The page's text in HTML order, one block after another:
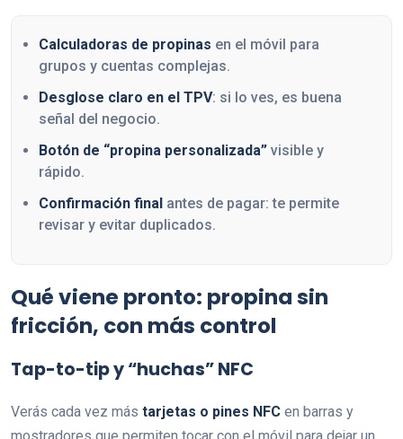
Calculadoras de propinas en el móvil para
grupos y cuentas complejas.
Desglose claro en el TPV: si lo ves, es buena
señal del negocio.
Botón de “propina personalizada” visible y
rápido.
Confirmación final antes de pagar: te permite
revisar y evitar duplicados.
Qué viene pronto: propina sin
fricción, con más control
Tap-to-tip y “huchas” NFC
Verás cada vez más tarjetas o pines NFC en barras y